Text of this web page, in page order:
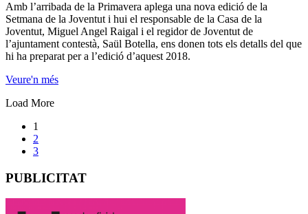
Amb l’arribada de la Primavera aplega una nova edició de la
Setmana de la Joventut i hui el responsable de la Casa de la
Joventut, Miguel Angel Raigal i el regidor de Joventut de
l’ajuntament contestà, Saül Botella, ens donen tots els detalls del que
hi ha preparat per a l’edició d’aquest 2018.
Veure'n més
Load More
1
2
3
PUBLICITAT